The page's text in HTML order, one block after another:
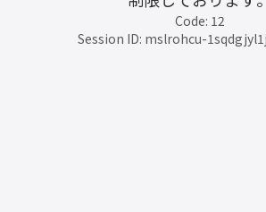
Code: 12
Session ID: mslrohcu-